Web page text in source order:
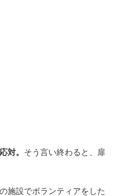
対。 そう言い終わると、扉
施設でボランティアをした